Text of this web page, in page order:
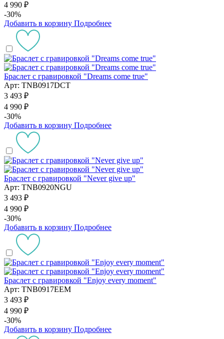
4 990 ₽
-30%
Добавить в корзину Подробнее
Браслет с гравировкой "Dreams come true"
Арт: TNB0917DCT
3 493 ₽
4 990 ₽
-30%
Добавить в корзину Подробнее
Браслет с гравировкой "Never give up"
Арт: TNB0920NGU
3 493 ₽
4 990 ₽
-30%
Добавить в корзину Подробнее
Браслет с гравировкой "Enjoy every moment"
Арт: TNB0917EEM
3 493 ₽
4 990 ₽
-30%
Добавить в корзину Подробнее